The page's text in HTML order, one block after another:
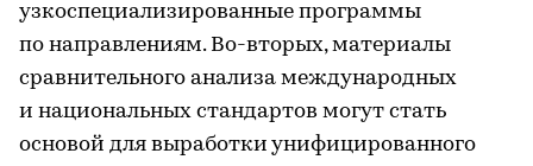
узкоспециализированные программы
по направлениям. Во-вторых, материалы
сравнительного анализа международных
и национальных стандартов могут стать
основой для выработки унифицированного